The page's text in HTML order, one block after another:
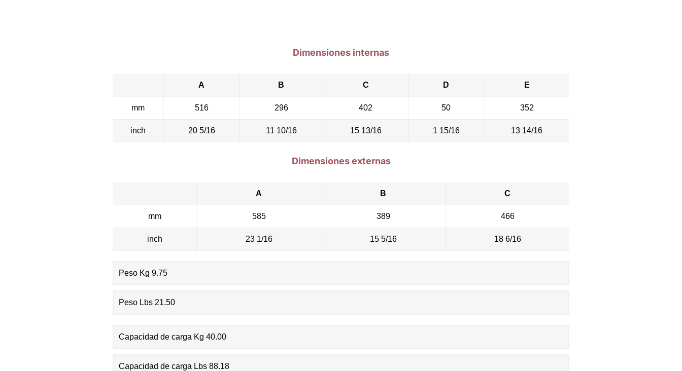
Dimensiones internas
A B C D E
mm 516 296 402 50 352
inch 20 5/16 11 10/16 15 13/16 1 15/16 13 14/16
Dimensiones externas
A B C
mm 585 389 466
inch 23 1/16 15 5/16 18 6/16
Peso Kg 9.75
Peso Lbs 21.50
Capacidad de carga Kg 40.00
Capacidad de carga Lbs 88.18